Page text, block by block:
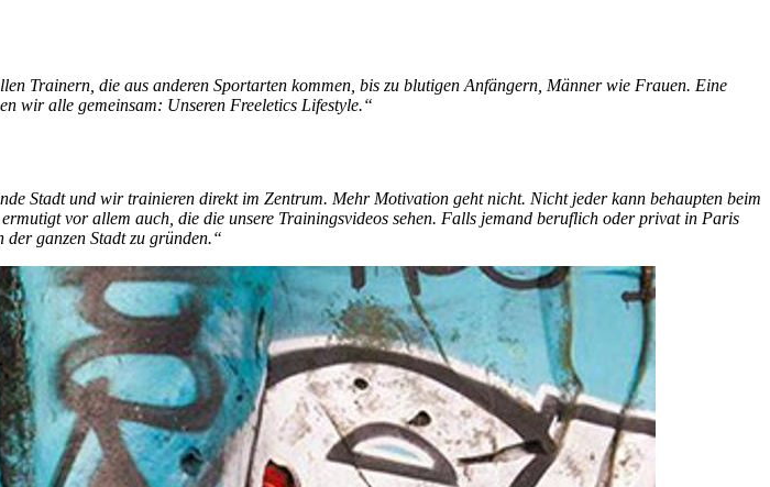
Trainern, die aus anderen Sportarten kommen, bis zu blutigen Anfängern, Männer wie Frauen. Eine
wir alle gemeinsam: Unseren Freeletics Lifestyle.“
Stadt und wir trainieren direkt im Zentrum. Mehr Motivation geht nicht. Nicht jeder kann behaupten beim
vor allem auch, die die unsere Trainingsvideos sehen. Falls jemand beruflich oder privat in Paris
ganzen Stadt zu gründen.“